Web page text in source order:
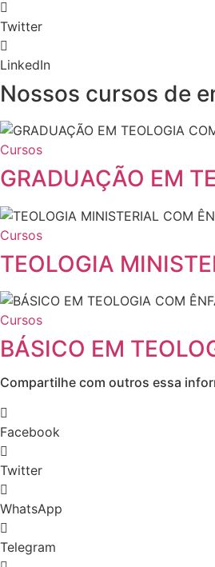
Twitter
LinkedIn
Nossos cursos de
Cursos
GRADUAÇÃO EM
Cursos
TEOLOGIA
Cursos
BÁSICO EM
Compartilhe com outros essa
Facebook
Twitter
WhatsApp
Telegram